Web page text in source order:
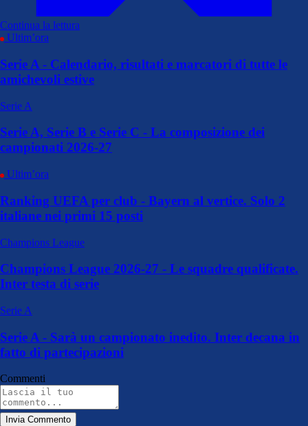
Continua la lettura
Ultim’ora
Serie A - Calendario, risultati e marcatori di tutte le
amichevoli estive
Serie A
Serie A, Serie B e Serie C - La composizione dei
campionati 2026-27
Ultim’ora
Ranking UEFA per club - Bayern al vertice. Solo 2
italiane nei primi 15 posti
Champions League
Champions League 2026-27 - Le squadre qualificate.
Inter testa di serie
Serie A
Serie A - Sarà un campionato inedito. Inter decana in
fatto di partecipazioni
Commenti
Invia Commento